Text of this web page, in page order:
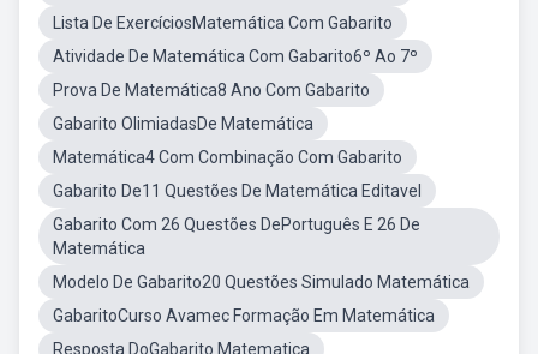
Lista De ExercíciosMatemática Com Gabarito
Atividade De Matemática Com Gabarito6º Ao 7º
Prova De Matemática8 Ano Com Gabarito
Gabarito OlimiadasDe Matemática
Matemática4 Com Combinação Com Gabarito
Gabarito De11 Questões De Matemática Editavel
Gabarito Com 26 Questões DePortuguês E 26 De
Matemática
Modelo De Gabarito20 Questões Simulado Matemática
GabaritoCurso Avamec Formação Em Matemática
Resposta DoGabarito Matematica